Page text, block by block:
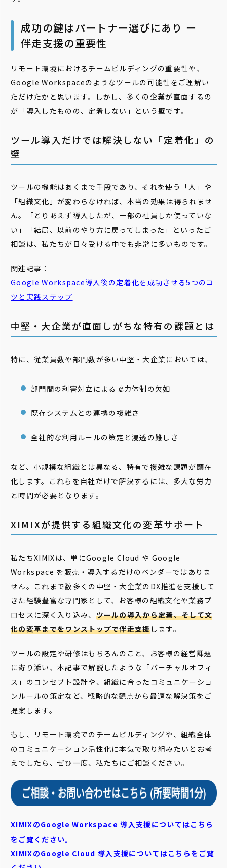
成功の鍵はパートナー選びにあり ー
伴走支援の重要性
リモート環境におけるチームビルディングの重要性や、
Google Workspaceのようなツールの可能性をご理解い
ただけたかと思います。しかし、多くの企業が直面するの
が「導入したものの、定着しない」という壁です。
ツール導入だけでは解決しない「定着化」の
壁
ツールの機能はあくまで手段であり、それを使う「人」や
「組織文化」が変わらなければ、本当の効果は得られませ
ん。「とりあえず導入したが、一部の社員しか使っていな
い」「結局、以前のやり方に戻ってしまった」といったご
相談は、私たちが日々受ける中でも非常に多いものです。
関連記事：
Google Workspace導入後の定着化を成功させる5つのコ
ツと実践ステップ
中堅・大企業が直面しがちな特有の課題とは
特に、従業員数や部門数が多い中堅・大企業においては、
部門間の利害対立による協力体制の欠如
既存システムとの連携の複雑さ
全社的な利用ルールの策定と浸透の難しさ
など、小規模な組織とは異なる、特有で複雑な課題が顕在
化します。これらを自社だけで解決するには、多大な労力
と時間が必要となります。
XIMIXが提供する組織文化の変革サポート
私たちXIMIXは、単にGoogle Cloud や Google
Workspace を販売・導入するだけのベンダーではありま
せん。これまで数多くの中堅・大企業のDX推進を支援して
きた経験豊富な専門家として、お客様の組織文化や業務プ
ロセスに深く入り込み、 ツールの導入から定着、そして文
化の変革までをワンストップで伴走支援します。
ツールの設定や研修はもちろんのこと、お客様の経営課題
に寄り添い、本記事で解説したような「バーチャルオフィ
ス」のコンセプト設計や、組織に合ったコミュニケーショ
ンルールの策定など、戦略的な観点から最適な解決策をご
提案します。
もし、リモート環境でのチームビルディングや、組織全体
のコミュニケーション活性化に本気で取り組みたいとお考
えでしたら、ぜひ一度、私たちにご相談ください。
XIMIXのGoogle Workspace 導入支援についてはこちら
をご覧ください。
XIMIXのGoogle Cloud 導入支援についてはこちらをご覧